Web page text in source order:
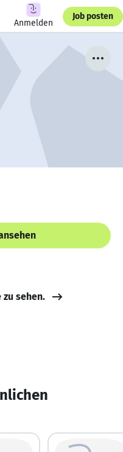
Anmelden
Job posten
zu sehen.